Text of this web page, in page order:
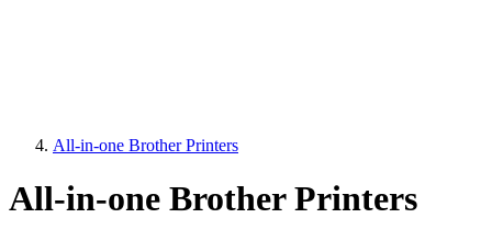
All-in-one Brother Printers
All-in-one Brother Printers